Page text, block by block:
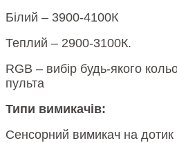
Білий – 3900-4100К
Теплий – 2900-3100К.
RGB – вибір будь-якого
пульта
Типи вимикачів:
Сенсорний вимикач на